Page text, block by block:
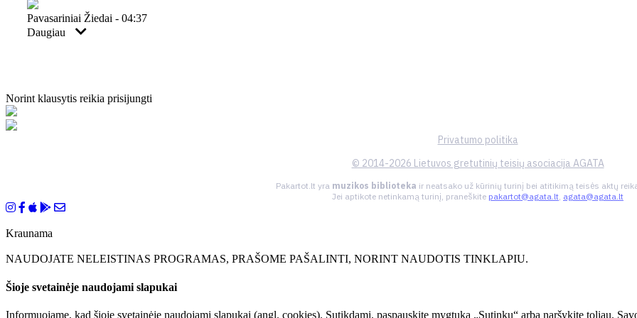
Pavasariniai Žiedai - 04:37
Daugiau
Norint klausytis reikia prisijungti
Privatumo politika
© 2014-2026 Lietuvos gretutinių teisių asociacija AGATA
Pakartot.lt yra muzikos biblioteka ir neatsako už kūrinių turinį bei atitikimą teisės aktų
Jei aptikote netinkamą turinį, praneškite pakartot@agata.lt, agata@agata.lt
Kraunama
NAUDOJATE NELEISTINAS PROGRAMAS, PRAŠOME PAŠALINTI, NORINT NAUDOTIS TINKLAPIU.
Šioje svetainėje naudojami slapukai
Informuojame, kad šioje svetainėje naudojami slapukai (angl. cookies). Sutikdami, paspauskite mygtuką „Sutinku“ arba naršykite toliau.